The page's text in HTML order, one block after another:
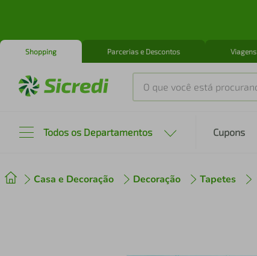
Shopping Parcerias e Descontos Viagens
O que você está procurando?
Todos os Departamentos Cupons
Casa e Decoração Decoração Tapetes
º cafeteira